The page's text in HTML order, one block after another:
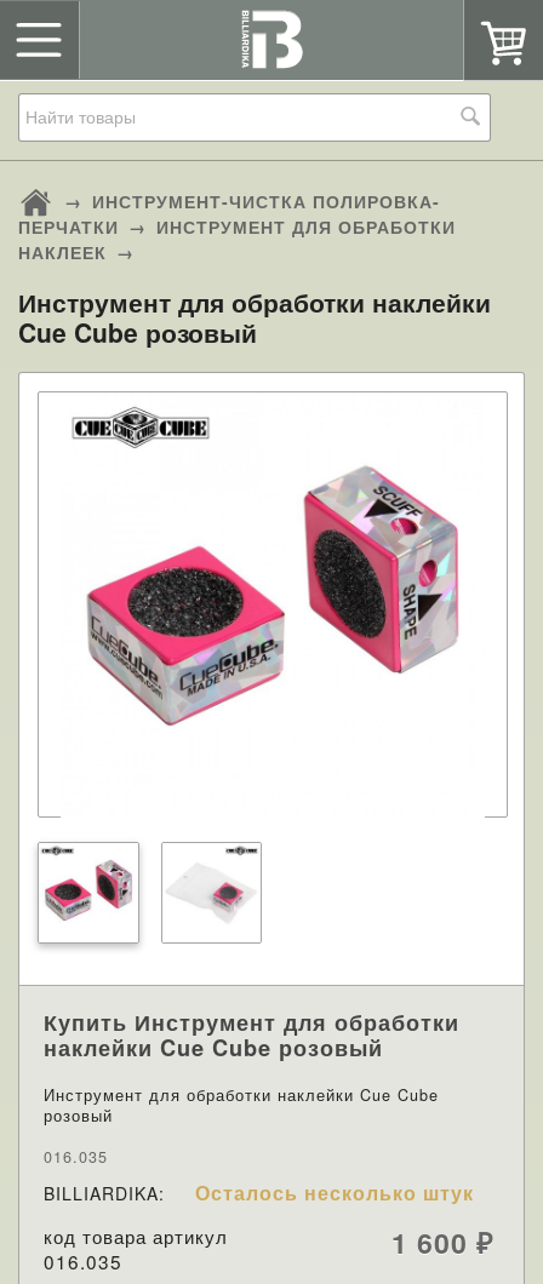
→ ИНСТРУМЕНТ-ЧИСТКА ПОЛИРОВКА-
ПЕРЧАТКИ → ИНСТРУМЕНТ ДЛЯ ОБРАБОТКИ
НАКЛЕЕК →
Инструмент для обработки наклейки
Cue Cube розовый
Купить Инструмент для обработки
наклейки Cue Cube розовый
Инструмент для обработки наклейки Cue Cube
розовый
016.035
BILLIARDIKA: Осталось несколько штук
код товара артикул
016.035
1 600 ₽